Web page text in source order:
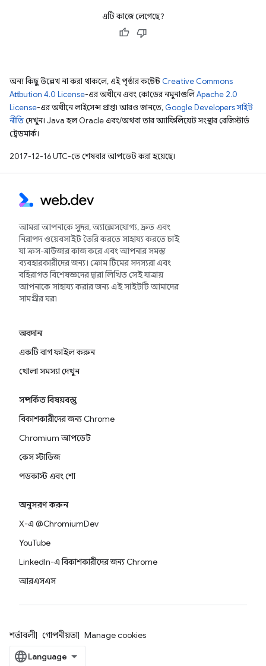
এটি কাজে লেগেছে?
অন্য কিছু উল্লেখ না করা থাকলে, এই পৃষ্ঠার কন্টেন্ট Creative Commons
Attribution 4.0 License-এর অধীনে এবং কোডের নমুনাগুলিApache 2.0
License-এর অধীনে লাইসেন্স প্রাপ্ত। আরও জানতে, Google Developers সাইট
নীতিদেখুন। Java হল Oracle এবং/অথবা তার অ্যাফিলিয়েট সংস্থার রেজিস্টার্ড
ট্রেডমার্ক।
2017-12-16 UTC-তে শেষবার আপডেট করা হয়েছে।
আমরা আপনাকে সুন্দর, অ্যাক্সেসযোগ্য, দ্রুত এবং
নিরাপদ ওয়েবসাইট তৈরি করতে সাহায্য করতে চাই
যা ক্রস-ব্রাউজার কাজ করে এবং আপনার সমস্ত
ব্যবহারকারীদের জন্য। ক্রোম টিমের সদস্যরা এবং
বহিরাগত বিশেষজ্ঞদের দ্বারা লিখিত সেই যাত্রায়
আপনাকে সাহায্য করার জন্য এই সাইটটি আমাদের
সামগ্রীর ঘর৷
অবদান
একটি বাগ ফাইল করুন
খোলা সমস্যা দেখুন
সম্পর্কিত বিষয়বস্তু
বিকাশকারীদের জন্য Chrome
Chromium আপডেট
কেস স্টাডিজ
পডকাস্ট এবং শো
অনুসরণ করুন
X-এ @ChromiumDev
YouTube
LinkedIn-এ বিকাশকারীদের জন্য Chrome
আরএসএস
শর্তাবলী গোপনীয়তা Manage cookies